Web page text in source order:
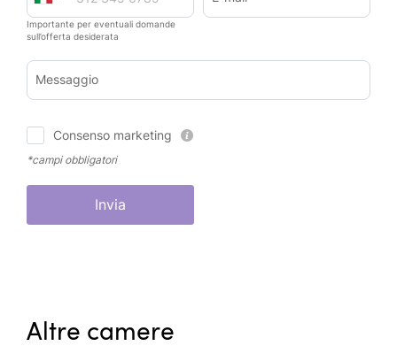
Importante per eventuali domande
sull’offerta desiderata
Messaggio
Consenso marketing
*campi obbligatori
Invia
Altre camere